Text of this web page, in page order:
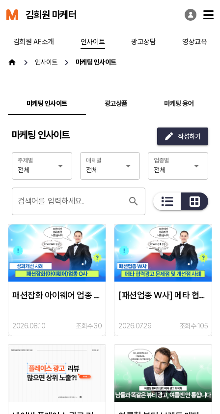
김희원 마케터
김희원 AE소개 인사이트 광고상담 영상교육
인사이트 마케팅 인사이트
마케팅 인사이트 광고상품 마케팅 용어
마케팅 인사이트 작성하기
전체
주제별
전체
매체별
전체
업종별
검색어를 입력하세요.
패션잡화 아이웨어 업종 O사 성과 개선 사례
2026.08.10 조회수 30
[패션업종 W사] 메타 협력광고 문제점 및 개선점 사례
2026.07.29 조회수 105